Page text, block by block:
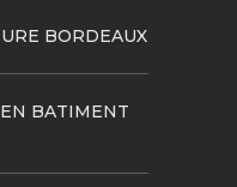
BORDEAUX
BATIMENT